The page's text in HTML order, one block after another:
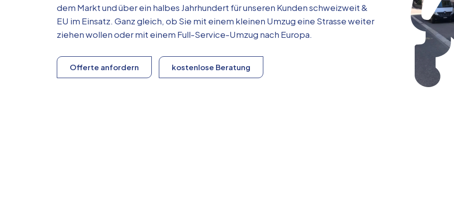
dem Markt und über ein halbes Jahrhundert für unseren Kunden schweizweit &
EU im Einsatz. Ganz gleich, ob Sie mit einem kleinen Umzug eine Strasse weiter
ziehen wollen oder mit einem Full-Service-Umzug nach Europa.
Offerte anfordern kostenlose Beratung